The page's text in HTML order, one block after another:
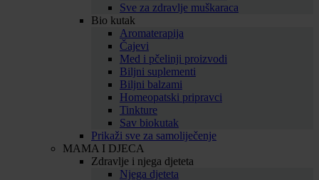
Sve za zdravlje muškaraca
Bio kutak
Aromaterapija
Čajevi
Med i pčelinji proizvodi
Biljni suplementi
Biljni balzami
Homeopatski pripravci
Tinkture
Sav biokutak
Prikaži sve za samoliječenje
MAMA I DJECA
Zdravlje i njega djeteta
Njega djeteta